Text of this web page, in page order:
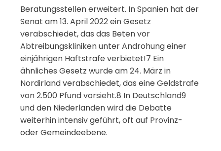
Beratungsstellen erweitert. In Spanien hat der
Senat am 13. April 2022 ein Gesetz
verabschiedet, das das Beten vor
Abtreibungskliniken unter Androhung einer
einjährigen Haftstrafe verbietet!7 Ein
ähnliches Gesetz wurde am 24. März in
Nordirland verabschiedet, das eine Geldstrafe
von 2.500 Pfund vorsieht.8 In Deutschland9
und den Niederlanden wird die Debatte
weiterhin intensiv geführt, oft auf Provinz-
oder Gemeindeebene.